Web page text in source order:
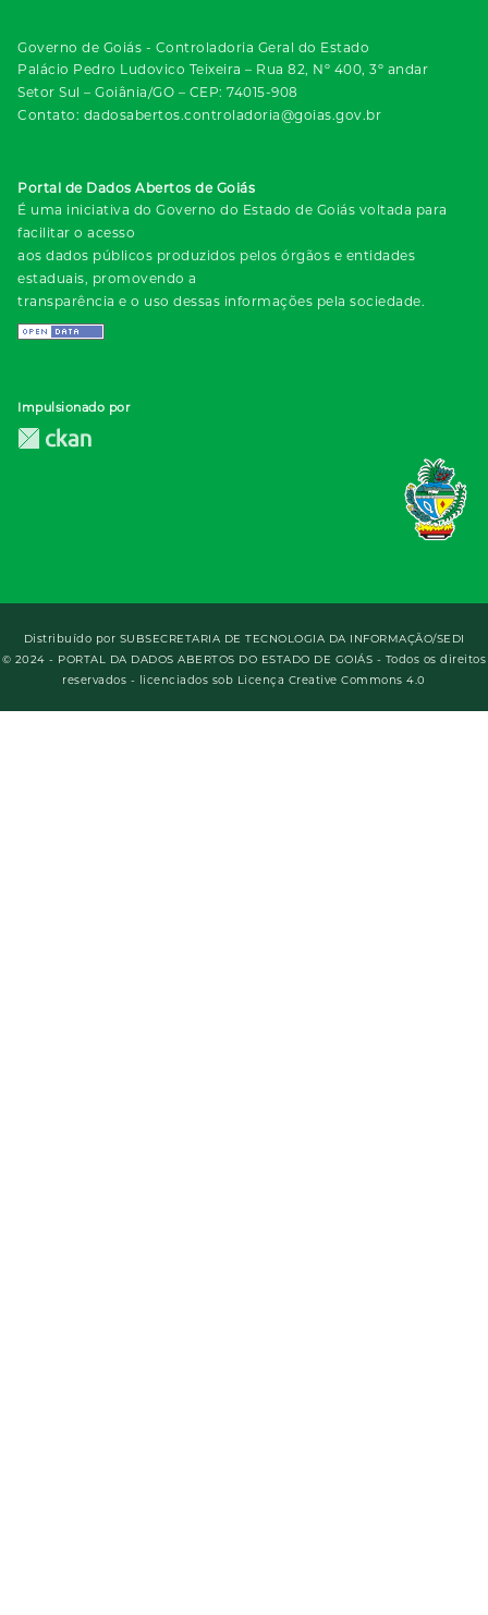
Governo de Goiás - Controladoria Geral do Estado
Palácio Pedro Ludovico Teixeira – Rua 82, Nº 400, 3º andar
Setor Sul – Goiânia/GO – CEP: 74015-908
Contato: dadosabertos.controladoria@goias.gov.br
Portal de Dados Abertos de Goiás
É uma iniciativa do Governo do Estado de Goiás voltada para
facilitar o acesso
aos dados públicos produzidos pelos órgãos e entidades
estaduais, promovendo a
transparência e o uso dessas informações pela sociedade.
Impulsionado por
Distribuído por SUBSECRETARIA DE TECNOLOGIA DA INFORMAÇÃO/SEDI
© 2024 - PORTAL DA DADOS ABERTOS DO ESTADO DE GOIÁS - Todos os direitos
reservados - licenciados sob Licença Creative Commons 4.0